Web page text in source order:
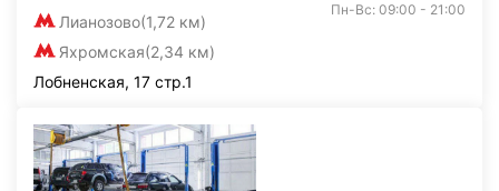
Лианозово(1,72 км)
Яхромская(2,34 км)
Пн-Вс: 09:00 - 21:00
Лобненская, 17 стр.1